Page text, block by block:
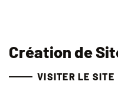
Création de
VISITER LE SITE